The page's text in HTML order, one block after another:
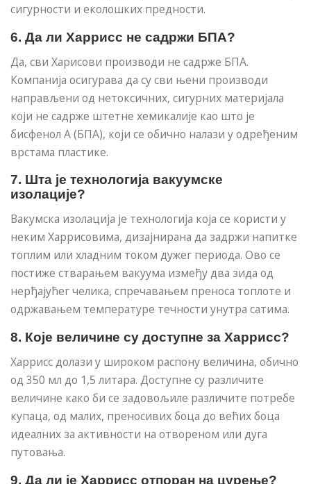
сигурности и еколошких предности.
6. Да ли Харрисс не садржи БПА?
Да, сви Харисови производи не садрже БПА.
Компанија осигурава да су сви њени производи
направљени од нетоксичних, сигурних материјала
који не садрже штетне хемикалије као што је
бисфенол А (БПА), који се обично налази у одређеним
врстама пластике.
7. Шта је технологија вакуумске
изолације?
Вакумска изолација је технологија која се користи у
неким Харрисовима, дизајнирана да задржи напитке
топлим или хладним током дужег периода. Ово се
постиже стварањем вакуума између два зида од
нерђајућег челика, спречавањем преноса топлоте и
одржавањем температуре течности унутра сатима.
8. Које величине су доступне за Харрисс?
Харрисс долази у широком распону величина, обично
од 350 мл до 1,5 литара. Доступне су различите
величине како би се задовољиле различите потребе
купаца, од малих, преносивих боца до већих боца
идеалних за активности на отвореном или дуга
путовања.
9. Да ли је Харрисс отпоран на цурење?